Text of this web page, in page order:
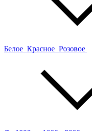
Белое Красное Розовое